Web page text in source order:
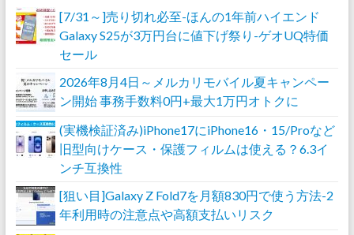
[7/31～]売り切れ必至-ほんの1年前ハイエンド
Galaxy S25が3万円台に値下げ祭り-ゲオUQ特価
セール
2026年8月4日～メルカリモバイル夏キャンペー
ン開始 事務手数料0円+最大1万円オトクに
(実機検証済み)iPhone17にiPhone16・15/Proなど
旧型向けケース・保護フィルムは使える？6.3イ
ンチ互換性
[狙い目]Galaxy Z Fold7を月額830円で使う方法-2
年利用時の注意点や高額支払いリスク